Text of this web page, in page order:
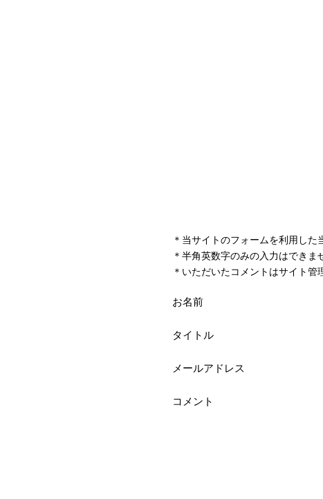
＊当サイトのフォームを利用した
＊半角英数字のみの入力はできま
＊いただいたコメントはサイト管
お名前
タイトル
メールアドレス
コメント